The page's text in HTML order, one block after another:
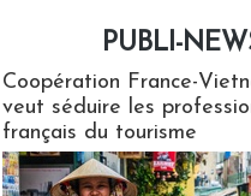
PUBLI-
Coopération France-
veut séduire les
français du tourisme